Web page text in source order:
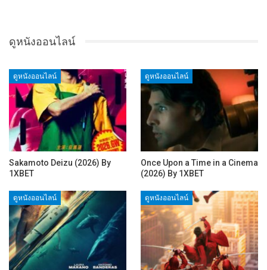
ดูหนังออนไลน์
ดูหนังออนไลน์
Sakamoto Deizu (2026) By
1XBET
ดูหนังออนไลน์
Once Upon a Time in a Cinema
(2026) By 1XBET
ดูหนังออนไลน์ ดูหนังออนไลน์